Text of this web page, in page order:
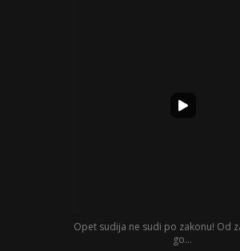
Opet sudija ne sudi po zakonu! Od
go...